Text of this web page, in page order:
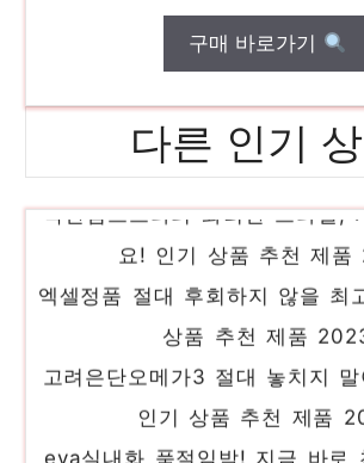
구매 바로가기
다른 인기
요! 인기 상품 추천 제품
엑셀정품 절대 후회하지 않을 최
상품 추천 제품
고려은단오메가3 절대 놓치지
인기 상품 추천 제품
eva실내화 품절임박! 지금 바로